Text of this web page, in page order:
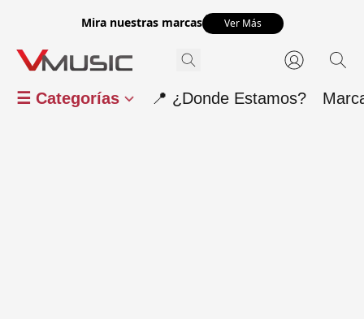
Mira nuestras marcas Ver Más
☰ Categorías 📍 ¿Donde Estamos?